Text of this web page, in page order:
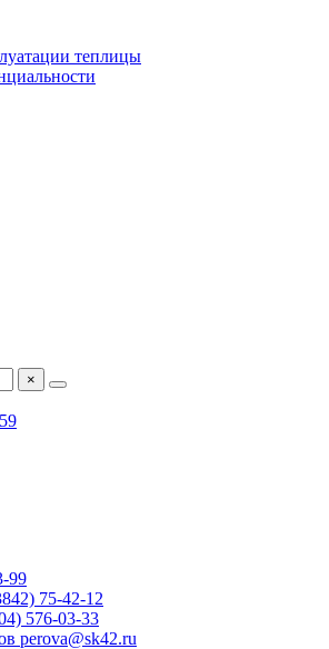
теплицы
×
99
75-42-12
576-03-33
perova@sk42.ru